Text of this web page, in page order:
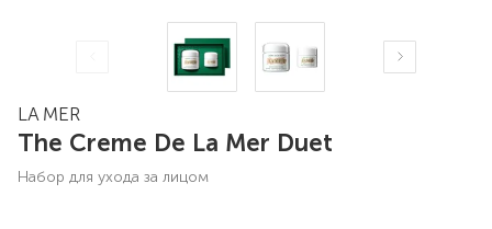
LA MER
The Creme De La Mer Duet
набор для ухода за лицом